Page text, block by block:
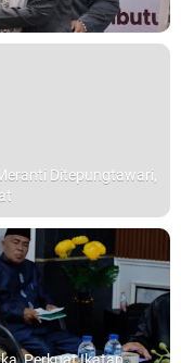
Ditepungtawari,
Perkuat Ikatan